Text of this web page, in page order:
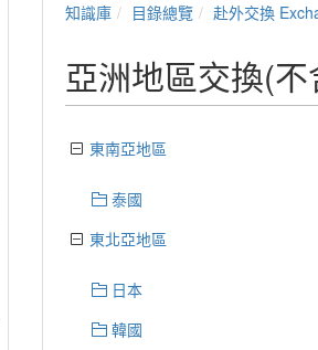
知識庫 目錄總覽 赴外交換
亞洲地區交換(
東南亞地區
泰國
東北亞地區
日本
韓國